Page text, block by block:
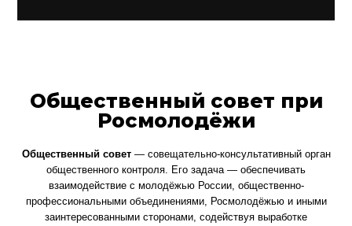
Общественный совет при
Росмолодёжи
Общественный совет— совещательно-консультативный орган
общественного контроля. Его задача — обеспечивать
взаимодействие с молодёжью России, общественно-
профессиональными объединениями, Росмолодёжью и иными
заинтересованными сторонами, содействуя выработке